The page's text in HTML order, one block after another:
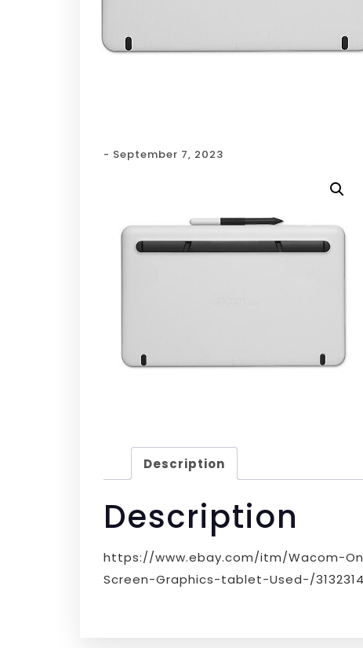
- September 7, 2023
Description
Description
https://www.ebay.com/itm/Wacom-
Screen-Graphics-tablet-Used-/